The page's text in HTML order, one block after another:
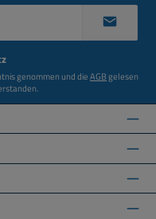
genommen und dieAGBgelesen